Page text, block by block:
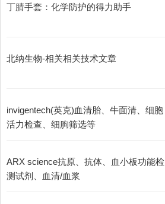
丁腈手套：化学防护的得力助手
北纳生物-相关相关技术文章
invigentech(英克)血清胎、牛面清、细胞
活力检查、细朐筛选等
ARX science抗原、抗体、血小板功能检
测试剂、血清/血浆